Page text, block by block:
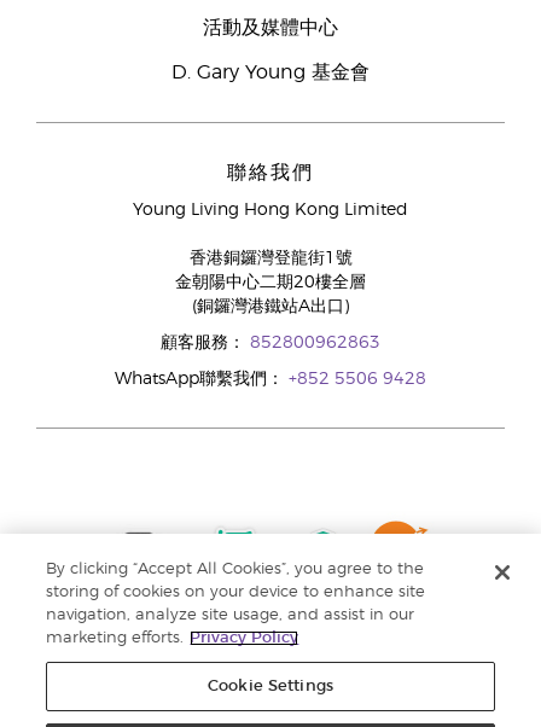
活動及媒體中心
D. Gary Young 基金會
聯絡我們
Young Living Hong Kong Limited
香港銅鑼灣登龍街1號
金朝陽中心二期20樓全層
(銅鑼灣港鐵站A出口)
顧客服務： 852800962863
WhatsApp聯繫我們： +852 5506 9428
By clicking “Accept All Cookies”, you agree to the
storing of cookies on your device to enhance site
navigation, analyze site usage, and assist in our
marketing efforts.
Privacy Policy
Cookie Settings